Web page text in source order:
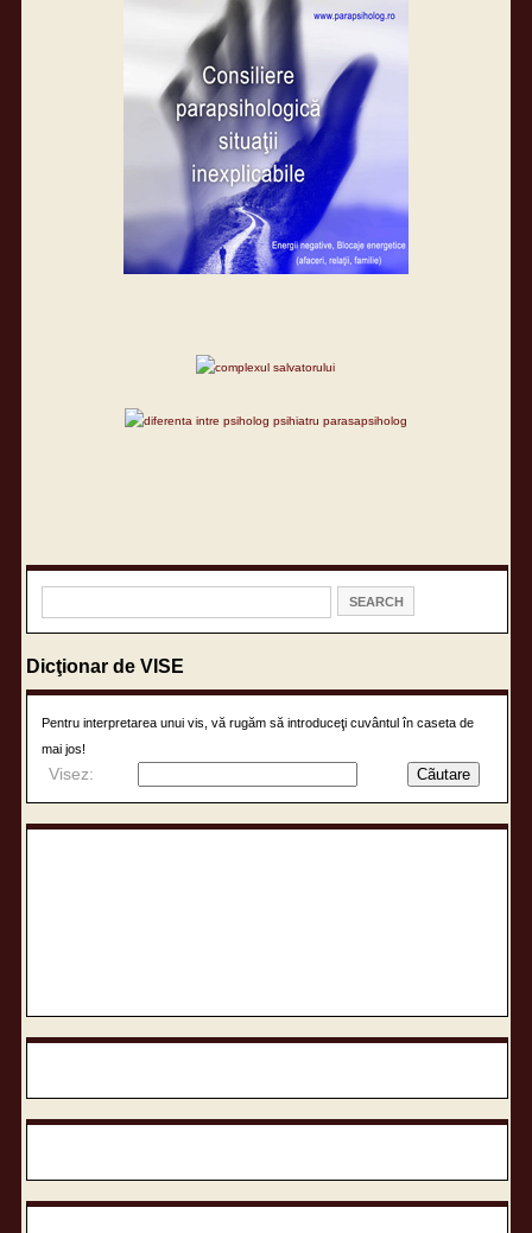
Dicţionar de VISE
Pentru interpretarea unui vis, vă rugăm să introduceţi cuvântul în caseta de
mai jos!
Visez: